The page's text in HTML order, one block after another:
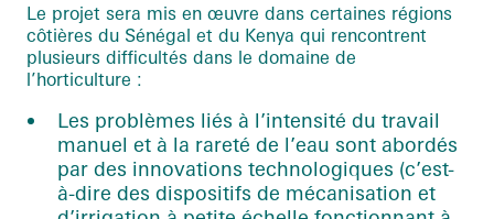
Le projet sera mis en œuvre dans certaines régions
côtières du Sénégal et du Kenya qui rencontrent
plusieurs difficultés dans le domaine de
l’horticulture :
Les problèmes liés à l’intensité du travail
manuel et à la rareté de l’eau sont abordés
par des innovations technologiques (c’est-
à-dire des dispositifs de mécanisation et